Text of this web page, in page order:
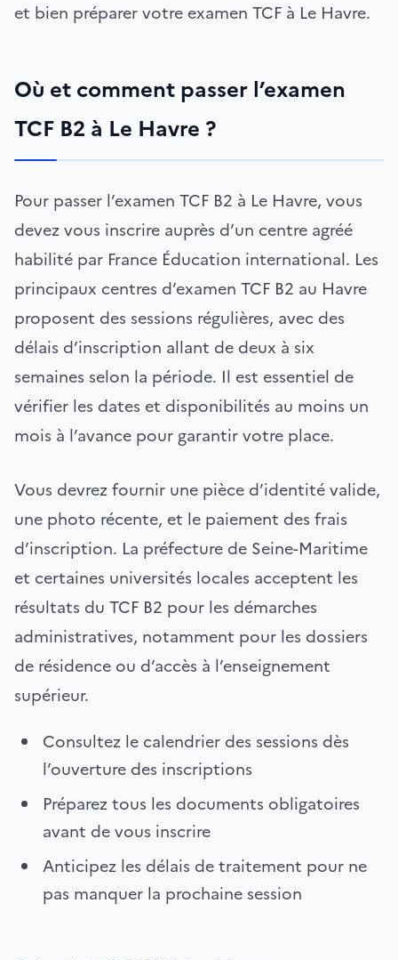
et bien préparer votre examen TCF à Le Havre.
Où et comment passer l’examen
TCF B2 à Le Havre ?
Pour passer l’examen TCF B2 à Le Havre, vous
devez vous inscrire auprès d’un centre agréé
habilité par France Éducation international. Les
principaux centres d’examen TCF B2 au Havre
proposent des sessions régulières, avec des
délais d’inscription allant de deux à six
semaines selon la période. Il est essentiel de
vérifier les dates et disponibilités au moins un
mois à l’avance pour garantir votre place.
Vous devrez fournir une pièce d’identité valide,
une photo récente, et le paiement des frais
d’inscription. La préfecture de Seine-Maritime
et certaines universités locales acceptent les
résultats du TCF B2 pour les démarches
administratives, notamment pour les dossiers
de résidence ou d’accès à l’enseignement
supérieur.
Consultez le calendrier des sessions dès
l’ouverture des inscriptions
Préparez tous les documents obligatoires
avant de vous inscrire
Anticipez les délais de traitement pour ne
pas manquer la prochaine session